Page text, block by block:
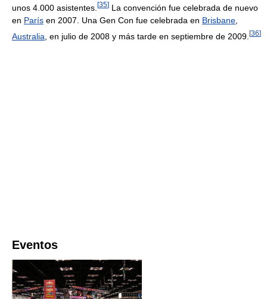
unos 4.000 asistentes. [35] La convención fue celebrada de nuevo
en París en 2007. Una Gen Con fue celebrada en Brisbane
Australia , en julio de 2008 y más tarde en septiembre de 2009. [36]
Eventos